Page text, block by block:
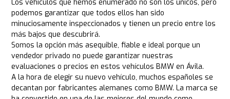
Los vehículos que hemos enumerado no son los únicos, pero
podemos garantizar que todos ellos han sido
minuciosamente inspeccionados y tienen un precio entre los
más bajos que descubrirá.
Somos la opción más asequible, fiable e ideal porque un
vendedor privado no puede garantizar nuestras
evaluaciones o precios en estos vehículos BMW en Ávila.
A la hora de elegir su nuevo vehículo, muchos españoles se
decantan por fabricantes alemanes como BMW. La marca se